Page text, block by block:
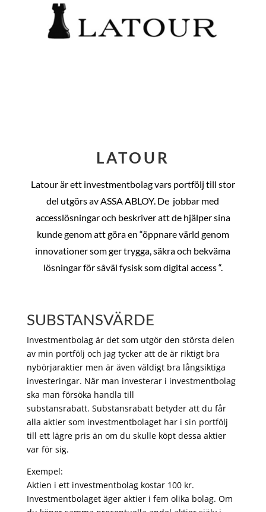
LATOUR
Latour är ett investmentbolag vars portfölj till stor
del utgörs av ASSA ABLOY. De jobbar med
accesslösningar och beskriver att de hjälper sina
kunde genom att göra en “öppnare värld genom
innovationer som ger trygga, säkra och bekväma
lösningar för såväl fysisk som digital access “.
SUBSTANSVÄRDE
Investmentbolag är det som utgör den största delen
av min portfölj och jag tycker att de är riktigt bra
nybörjaraktier men är även väldigt bra långsiktiga
investeringar. När man investerar i investmentbolag
ska man försöka handla till
substansrabatt. Substansrabatt betyder att du får
alla aktier som investmentbolaget har i sin portfölj
till ett lägre pris än om du skulle köpt dessa aktier
var för sig.
Exempel:
Aktien i ett investmentbolag kostar 100 kr.
Investmentbolaget äger aktier i fem olika bolag. Om